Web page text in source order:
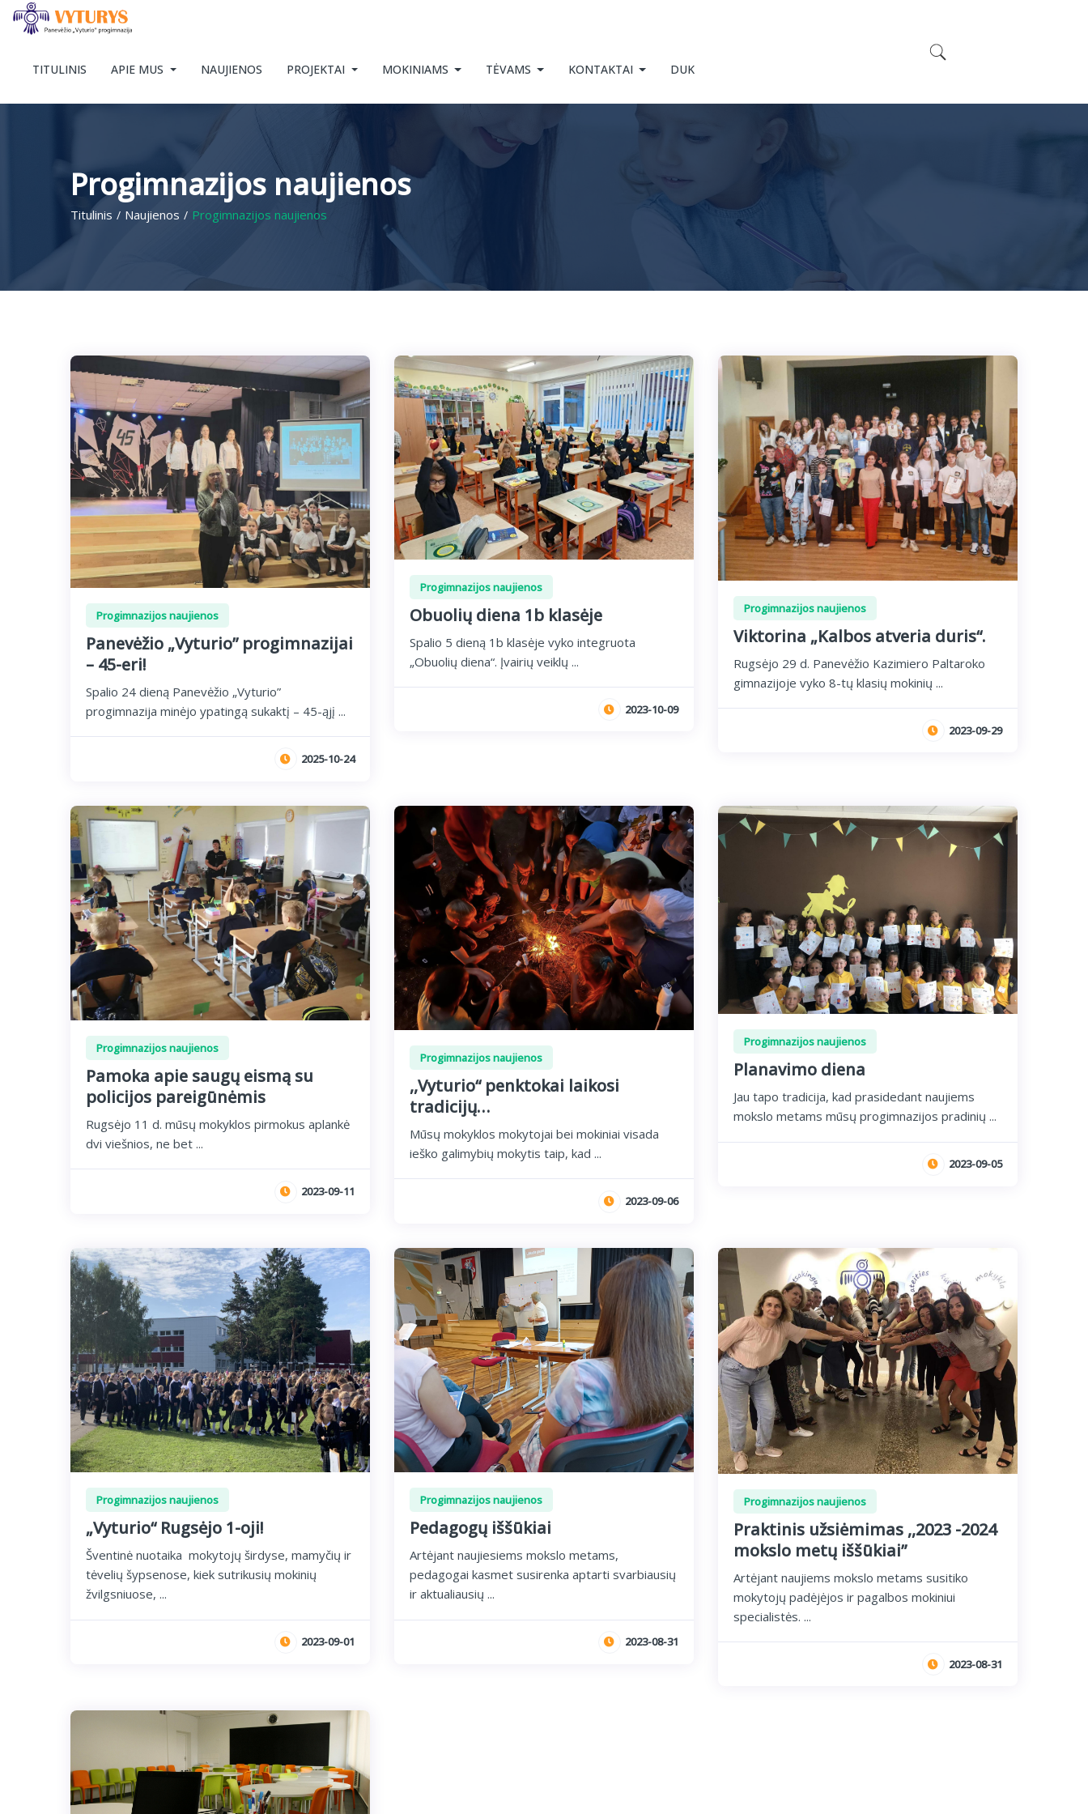
TITULINIS APIE MUS NAUJIENOS PROJEKTAI MOKINIAMS TĖVAMS KONTAKTAI DUK
Progimnazijos naujienos
Titulinis Naujienos Progimnazijos naujienos
Progimnazijos naujienos
Panevėžio „Vyturio” progimnazijai
– 45-eri!
Spalio 24 dieną Panevėžio „Vyturio”
progimnazija minėjo ypatingą sukaktį – 45-ąjį ...
2025-10-24
Progimnazijos naujienos
Obuolių diena 1b klasėje
Spalio 5 dieną 1b klasėje vyko integruota
„Obuolių diena“. Įvairių veiklų ...
2023-10-09
Progimnazijos naujienos
Viktorina „Kalbos atveria duris“.
Rugsėjo 29 d. Panevėžio Kazimiero Paltaroko
gimnazijoje vyko 8-tų klasių mokinių ...
2023-09-29
Progimnazijos naujienos
Pamoka apie saugų eismą su
policijos pareigūnėmis
Rugsėjo 11 d. mūsų mokyklos pirmokus aplankė
dvi viešnios, ne bet ...
2023-09-11
Progimnazijos naujienos
,,Vyturio“ penktokai laikosi
tradicijų…
Mūsų mokyklos mokytojai bei mokiniai visada
ieško galimybių mokytis taip, kad ...
2023-09-06
Progimnazijos naujienos
Planavimo diena
Jau tapo tradicija, kad prasidedant naujiems
mokslo metams mūsų progimnazijos pradinių ...
2023-09-05
Progimnazijos naujienos
„Vyturio“ Rugsėjo 1-oji!
Šventinė nuotaika mokytojų širdyse, mamyčių ir
tėvelių šypsenose, kiek sutrikusių mokinių
žvilgsniuose, ...
2023-09-01
Progimnazijos naujienos
Pedagogų iššūkiai
Artėjant naujiesiems mokslo metams,
pedagogai kasmet susirenka aptarti svarbiausių
ir aktualiausių ...
2023-08-31
Progimnazijos naujienos
Praktinis užsiėmimas ,,2023 -2024
mokslo metų iššūkiai”
Artėjant naujiems mokslo metams susitiko
mokytojų padėjėjos ir pagalbos mokiniui
specialistės. ...
2023-08-31